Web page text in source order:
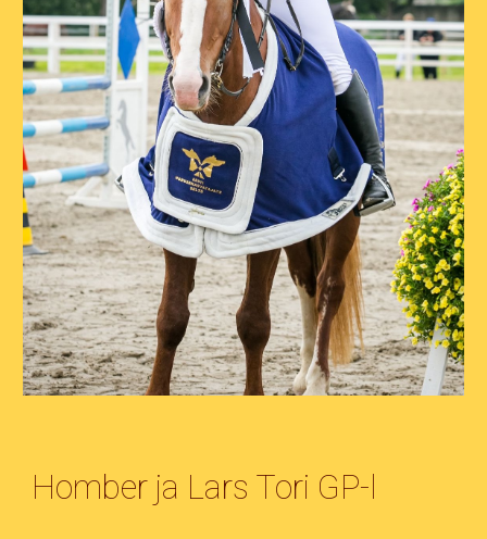
Homber ja Lars Tori GP-l